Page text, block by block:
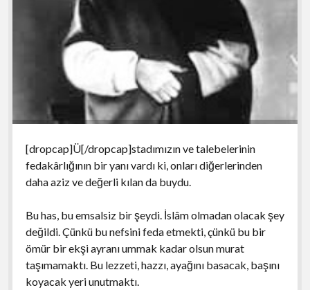
[dropcap]Ü[/dropcap]stadımızın ve talebelerinin
fedakârlığının bir yanı vardı ki, onları diğerlerinden
daha aziz ve değerli kılan da buydu.
Bu has, bu emsalsiz bir şeydi. İslâm olmadan olacak şey
değildi. Çünkü bu nefsini feda etmekti, çünkü bu bir
ömür bir ekşi ayranı ummak kadar olsun murat
taşımamaktı. Bu lezzeti, hazzı, ayağını basacak, başını
koyacak yeri unutmaktı.